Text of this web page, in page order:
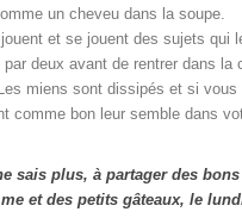
un cheveu dans la soupe.
et se jouent des sujets qui
deux avant de rentrer dans la
miens sont dissipés et si vous
comme bon leur semble dans
sais plus, à partager des
et des petits gâteaux, le